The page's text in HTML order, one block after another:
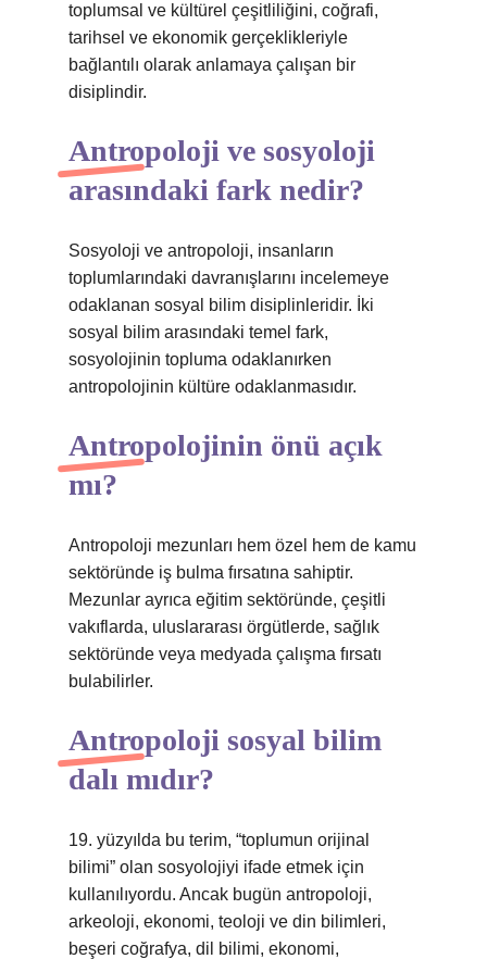
toplumsal ve kültürel çeşitliliğini, coğrafi,
tarihsel ve ekonomik gerçeklikleriyle
bağlantılı olarak anlamaya çalışan bir
disiplindir.
Antropoloji ve sosyoloji
arasındaki fark nedir?
Sosyoloji ve antropoloji, insanların
toplumlarındaki davranışlarını incelemeye
odaklanan sosyal bilim disiplinleridir. İki
sosyal bilim arasındaki temel fark,
sosyolojinin topluma odaklanırken
antropolojinin kültüre odaklanmasıdır.
Antropolojinin önü açık
mı?
Antropoloji mezunları hem özel hem de kamu
sektöründe iş bulma fırsatına sahiptir.
Mezunlar ayrıca eğitim sektöründe, çeşitli
vakıflarda, uluslararası örgütlerde, sağlık
sektöründe veya medyada çalışma fırsatı
bulabilirler.
Antropoloji sosyal bilim
dalı mıdır?
19. yüzyılda bu terim, “toplumun orijinal
bilimi” olan sosyolojiyi ifade etmek için
kullanılıyordu. Ancak bugün antropoloji,
arkeoloji, ekonomi, teoloji ve din bilimleri,
beşeri coğrafya, dil bilimi, ekonomi,